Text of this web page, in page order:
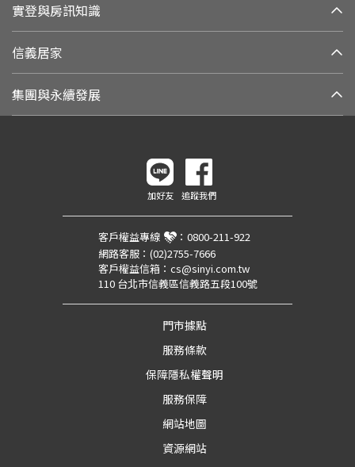
實登與房訊知識
信義居家
集團與永續發展
加好友 追蹤我們
客戶權益專線 ： 0800-211-922
網路客服： (02)2755-7666
客戶權益信箱： cs@sinyi.com.tw
110 台北市信義區信義路五段100號
門市據點
服務條款
保障隱私權聲明
服務保障
網站地圖
資源網站